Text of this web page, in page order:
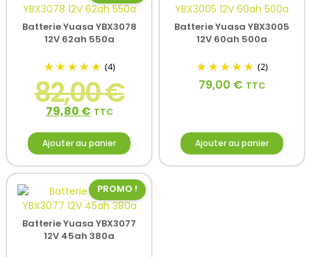
Batterie Yuasa YBX3078
12V 62ah 550a
(4)
82,00€
79,80 € TTC
Ajouter au panier
Batterie Yuasa YBX3005
12V 60ah 500a
(2)
79,00 € TTC
Ajouter au panier
PROMO !
Batterie Yuasa YBX3077
12V 45ah 380a